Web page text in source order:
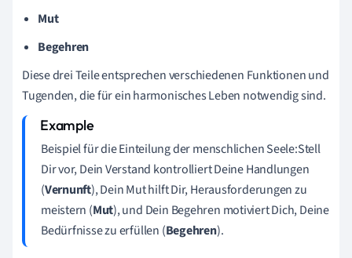
Mut
Begehren
Diese drei Teile entsprechen verschiedenen Funktionen und
Tugenden, die für ein harmonisches Leben notwendig sind.
Beispiel für die Einteilung der menschlichen Seele:Stell
Dir vor, Dein Verstand kontrolliert Deine Handlungen
(Vernunft), Dein Mut hilft Dir, Herausforderungen zu
meistern (Mut), und Dein Begehren motiviert Dich, Deine
Bedürfnisse zu erfüllen (Begehren).